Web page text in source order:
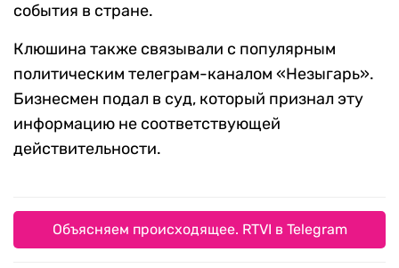
события в стране.
Клюшина также связывали с популярным
политическим телеграм-каналом «Незыгарь».
Бизнесмен подал в суд, который признал эту
информацию не соответствующей
действительности.
Объясняем происходящее. RTVI в Telegram